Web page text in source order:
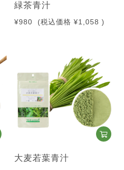
緑茶青汁
¥980 (税込価格 ¥1,058 )
大麦若葉青汁